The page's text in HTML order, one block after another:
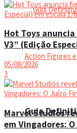
Guia
Hot Toys
V3” (Edição
05/08/2026
3
Marvel Studios
em Vingadores: